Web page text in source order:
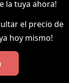
la tuya ahora!
el precio de
hoy mismo!